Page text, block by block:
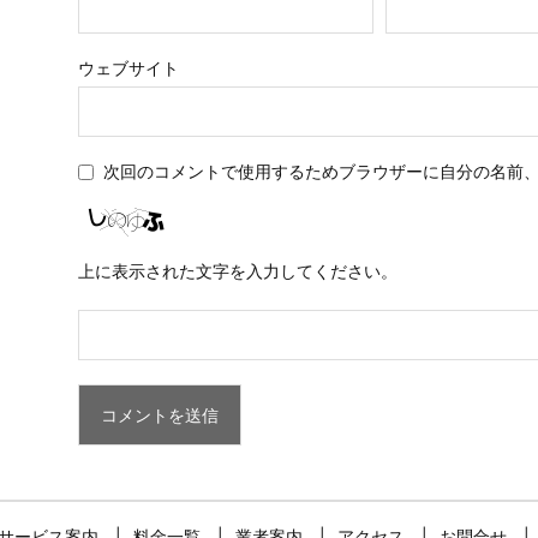
ウェブサイト
次回のコメントで使用するためブラウザーに自分の名前
上に表示された文字を入力してください。